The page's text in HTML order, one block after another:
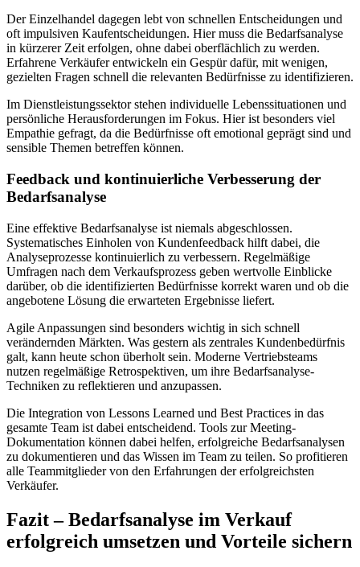
Der Einzelhandel dagegen lebt von schnellen Entscheidungen und
oft impulsiven Kaufentscheidungen. Hier muss die Bedarfsanalyse
in kürzerer Zeit erfolgen, ohne dabei oberflächlich zu werden.
Erfahrene Verkäufer entwickeln ein Gespür dafür, mit wenigen,
gezielten Fragen schnell die relevanten Bedürfnisse zu identifizieren.
Im Dienstleistungssektor stehen individuelle Lebenssituationen und
persönliche Herausforderungen im Fokus. Hier ist besonders viel
Empathie gefragt, da die Bedürfnisse oft emotional geprägt sind und
sensible Themen betreffen können.
Feedback und kontinuierliche Verbesserung der
Bedarfsanalyse
Eine effektive Bedarfsanalyse ist niemals abgeschlossen.
Systematisches Einholen von Kundenfeedback hilft dabei, die
Analyseprozesse kontinuierlich zu verbessern. Regelmäßige
Umfragen nach dem Verkaufsprozess geben wertvolle Einblicke
darüber, ob die identifizierten Bedürfnisse korrekt waren und ob die
angebotene Lösung die erwarteten Ergebnisse liefert.
Agile Anpassungen sind besonders wichtig in sich schnell
verändernden Märkten. Was gestern als zentrales Kundenbedürfnis
galt, kann heute schon überholt sein. Moderne Vertriebsteams
nutzen regelmäßige Retrospektiven, um ihre Bedarfsanalyse-
Techniken zu reflektieren und anzupassen.
Die Integration von Lessons Learned und Best Practices in das
gesamte Team ist dabei entscheidend. Tools zur Meeting-
Dokumentation können dabei helfen, erfolgreiche Bedarfsanalysen
zu dokumentieren und das Wissen im Team zu teilen. So profitieren
alle Teammitglieder von den Erfahrungen der erfolgreichsten
Verkäufer.
Fazit – Bedarfsanalyse im Verkauf
erfolgreich umsetzen und Vorteile sichern